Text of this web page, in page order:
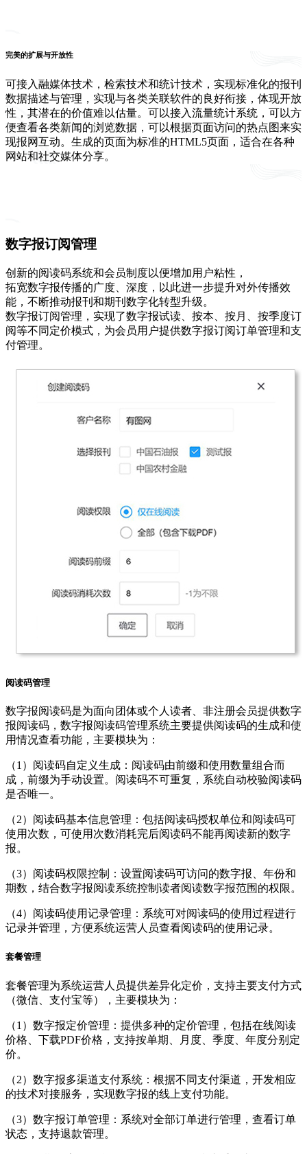
完美的扩展与开放性
可接入融媒体技术，检索技术和统计技术，实现标准化的报刊
数据描述与管理，实现与各类关联软件的良好衔接，体现开放
性，其潜在的价值难以估量。可以接入流量统计系统，可以方
便查看各类新闻的浏览数据，可以根据页面访问的热点图来实
现报网互动。生成的页面为标准的HTML5页面，适合在各种
网站和社交媒体分享。
数字报订阅管理
创新的阅读码系统和会员制度以便增加用户粘性，
拓宽数字报传播的广度、深度，以此进一步提升对外传播效
能，不断推动报刊和期刊数字化转型升级。
数字报订阅管理，实现了数字报试读、按本、按月、按季度订
阅等不同定价模式，为会员用户提供数字报订阅订单管理和支
付管理。
阅读码管理
数字报阅读码是为面向团体或个人读者、非注册会员提供数字
报阅读码，数字报阅读码管理系统主要提供阅读码的生成和使
用情况查看功能，主要模块为：
（1）阅读码自定义生成：阅读码由前缀和使用数量组合而
成，前缀为手动设置。阅读码不可重复，系统自动校验阅读码
是否唯一。
（2）阅读码基本信息管理：包括阅读码授权单位和阅读码可
使用次数，可使用次数消耗完后阅读码不能再阅读新的数字
报。
（3）阅读码权限控制：设置阅读码可访问的数字报、年份和
期数，结合数字报阅读系统控制读者阅读数字报范围的权限。
（4）阅读码使用记录管理：系统可对阅读码的使用过程进行
记录并管理，方便系统运营人员查看阅读码的使用记录。
套餐管理
套餐管理为系统运营人员提供差异化定价，支持主要支付方式
（微信、支付宝等），主要模块为：
（1）数字报定价管理：提供多种的定价管理，包括在线阅读
价格、下载PDF价格，支持按单期、月度、季度、年度分别定
价。
（2）数字报多渠道支付系统：根据不同支付渠道，开发相应
的技术对接服务，实现数字报的线上支付功能。
（3）数字报订单管理：系统对全部订单进行管理，查看订单
状态，支持退款管理。